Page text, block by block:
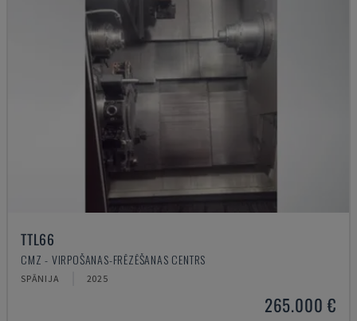
TTL66
CMZ - VIRPOŠANAS-FRĒZĒŠANAS CENTRS
SPĀNIJA 2025
265.000 €